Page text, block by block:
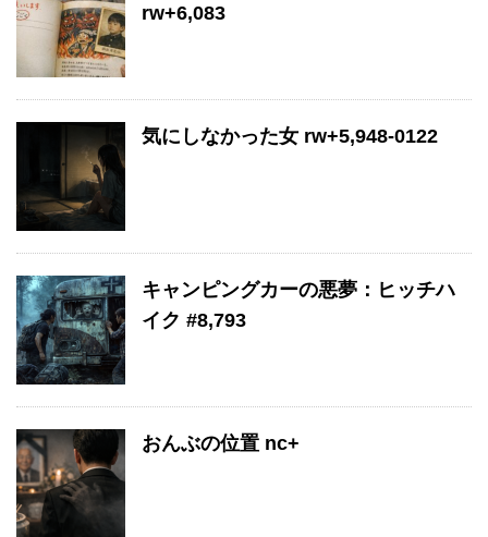
rw+6,083
気にしなかった女 rw+5,948-0122
キャンピングカーの悪夢：ヒッチハ
イク #8,793
おんぶの位置 nc+